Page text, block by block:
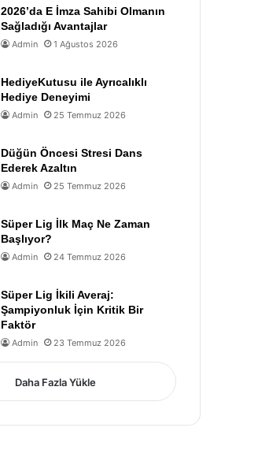
2026’da E İmza Sahibi Olmanın
Sağladığı Avantajlar
Admin 1 Ağustos 2026
HediyeKutusu ile Ayrıcalıklı
Hediye Deneyimi
Admin 25 Temmuz 2026
Düğün Öncesi Stresi Dans
Ederek Azaltın
Admin 25 Temmuz 2026
Süper Lig İlk Maç Ne Zaman
Başlıyor?
Admin 24 Temmuz 2026
Süper Lig İkili Averaj:
Şampiyonluk İçin Kritik Bir
Faktör
Admin 23 Temmuz 2026
Daha Fazla Yükle